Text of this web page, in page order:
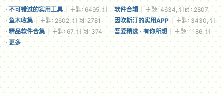
· 不可错过的实用工具
主题: 6495, 订
阅: 3707
· 软件合辑
主题: 4634, 订阅: 2807
· 鱼木收集 主题: 2602, 订阅: 2781 · 因吹斯汀的实用APP
主题: 3430, 订
阅: 1361
· 精品软件合集 主题: 67, 订阅: 374 · 吾爱精选 · 有你所想 | 主题: 1186, 订
阅: 333
· 更多